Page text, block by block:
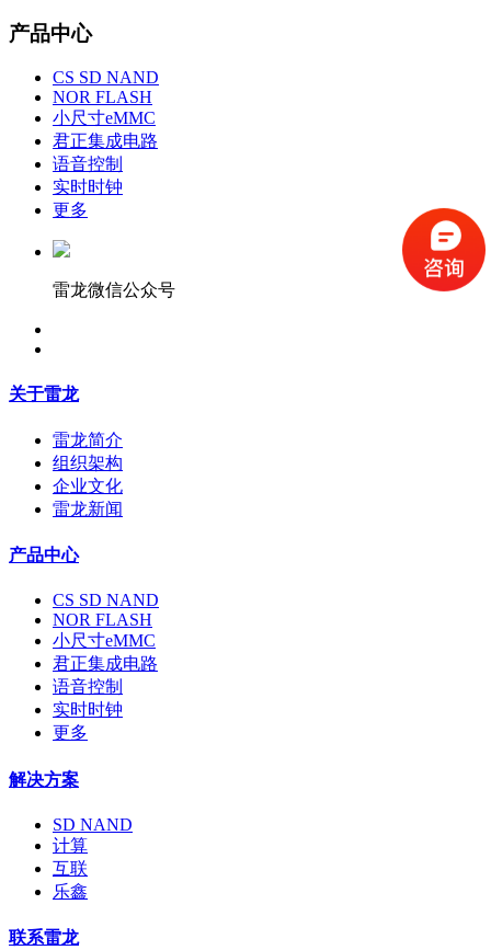
产品中心
CS SD NAND
NOR FLASH
小尺寸eMMC
君正集成电路
语音控制
实时时钟
更多
雷龙微信公众号
关于雷龙
雷龙简介
组织架构
企业文化
雷龙新闻
产品中心
CS SD NAND
NOR FLASH
小尺寸eMMC
君正集成电路
语音控制
实时时钟
更多
解决方案
SD NAND
计算
互联
乐鑫
联系雷龙